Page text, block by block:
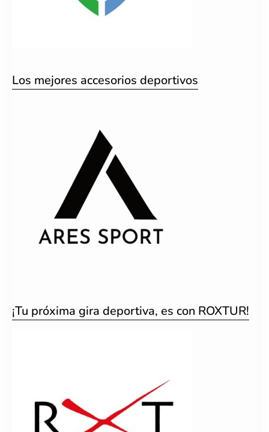
Los mejores accesorios deportivos
¡Tu próxima gira deportiva, es con ROXTUR!